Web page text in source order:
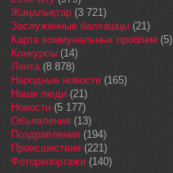
Жаңалықтар (3 721)
Заслуженные балхашцы (21)
Карта коммунальных проблем (5)
Конкурсы (14)
Лента(8 878)
Народные новости (165)
Наши люди (21)
Новости (5 177)
Объявления (13)
Поздравления (194)
Происшествия (221)
Фоторепортажи (140)